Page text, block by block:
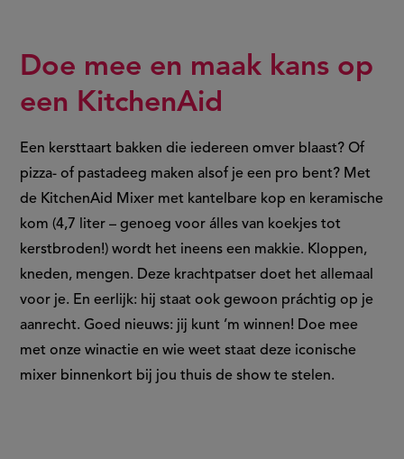
Doe mee en maak kans op
een KitchenAid
Een kersttaart bakken die iedereen omver blaast? Of
pizza- of pastadeeg maken alsof je een pro bent? Met
de KitchenAid Mixer met kantelbare kop en keramische
kom (4,7 liter – genoeg voor álles van koekjes tot
kerstbroden!) wordt het ineens een makkie. Kloppen,
kneden, mengen. Deze krachtpatser doet het allemaal
voor je. En eerlijk: hij staat ook gewoon práchtig op je
aanrecht. Goed nieuws: jij kunt ’m winnen! Doe mee
met onze winactie en wie weet staat deze iconische
mixer binnenkort bij jou thuis de show te stelen.